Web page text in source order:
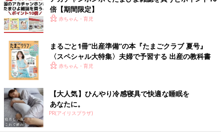
倍【期間限定】
赤ちゃん・育児
まるごと1冊“出産準備”の本『たまごクラブ 夏号』
〈スペシャル大特集〉夫婦で予習する 出産の教科書
赤ちゃん・育児
【大人気】ひんやり冷感寝具で快適な睡眠を
あなたに。
PR(アイリスプラザ)